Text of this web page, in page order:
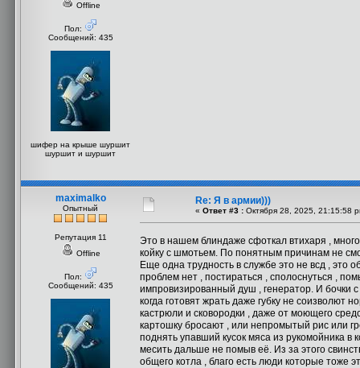
Offline
Пол:
Сообщений: 435
шифер на крыше шуршит
шуршит и шуршит
maximalko
Опытный
Репутация 11
Offline
Пол:
Сообщений: 435
Re: Я в армии)))
« Ответ #3 : Октября 28, 2025, 21:15:58
Это в нашем блиндаже сфоткал втихаря ,
койку с шмотьем. По понятным причинам не
Еще одна трудность в службе это не всд ,
проблем нет , постираться , сполоснуться ,
импровизированный душ , генератор. И бочки
когда готовят жрать даже губку не соизволют
кастрюли и сковородки , даже от моющего
картошку бросают , или непромытый рис или
поднять упавший кусок мяса из рукомойника в
месить дальше не помыв её. Из за этого
общего котла , благо есть люди которые тоже